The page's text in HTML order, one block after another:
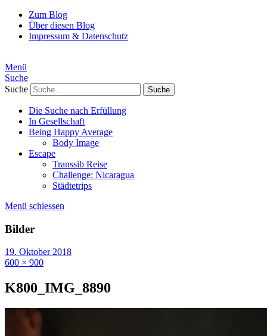
Zum Blog
Über diesen Blog
Impressum & Datenschutz
Menü
Suche
Suche
Die Suche nach Erfüllung
In Gesellschaft
Being Happy Average
Body Image
Escape
Transsib Reise
Challenge: Nicaragua
Städtetrips
Menü schiessen
Bilder
19. Oktober 2018
600 × 900
K800_IMG_8890